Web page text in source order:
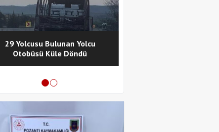
29 Yolcusu Bulunan Yolcu
Otobüsü Küle Döndü